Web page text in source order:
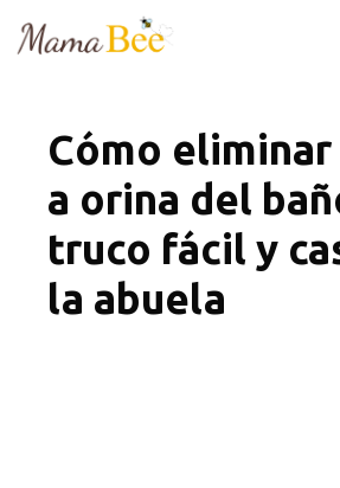
Cómo
a orina del
truco fácil y
la abuela